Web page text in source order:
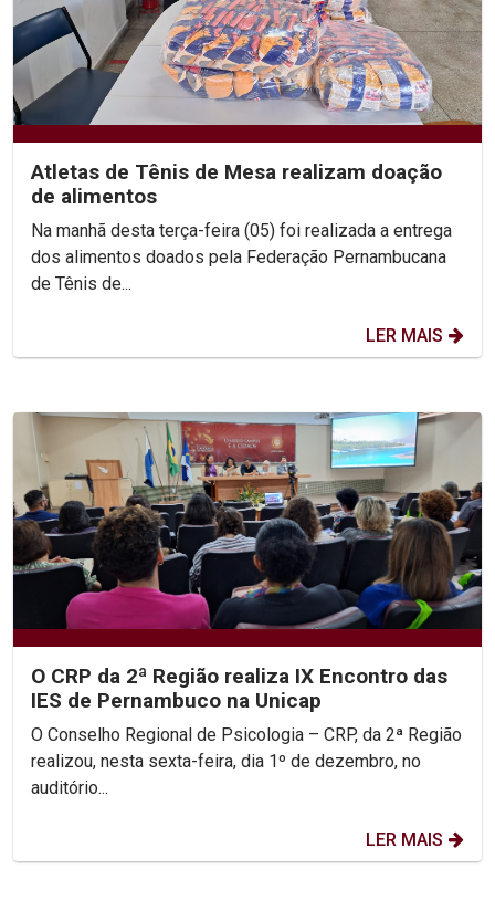
Atletas de Tênis de Mesa realizam doação
de alimentos
Na manhã desta terça-feira (05) foi realizada a entrega
dos alimentos doados pela Federação Pernambucana
de Tênis de...
LER MAIS
O CRP da 2ª Região realiza IX Encontro das
IES de Pernambuco na Unicap
O Conselho Regional de Psicologia – CRP, da 2ª Região
realizou, nesta sexta-feira, dia 1º de dezembro, no
auditório...
LER MAIS